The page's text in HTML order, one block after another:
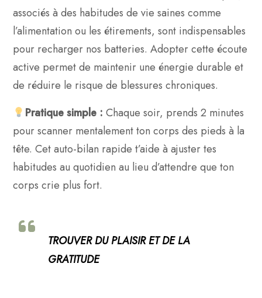
associés à des habitudes de vie saines comme
l’alimentation ou les étirements, sont indispensables
pour recharger nos batteries. Adopter cette écoute
active permet de maintenir une énergie durable et
de réduire le risque de blessures chroniques.
Pratique simple : Chaque soir, prends 2 minutes
pour scanner mentalement ton corps des pieds à la
tête. Cet auto-bilan rapide t’aide à ajuster tes
habitudes au quotidien au lieu d’attendre que ton
corps crie plus fort.
TROUVER DU PLAISIR ET DE LA
GRATITUDE